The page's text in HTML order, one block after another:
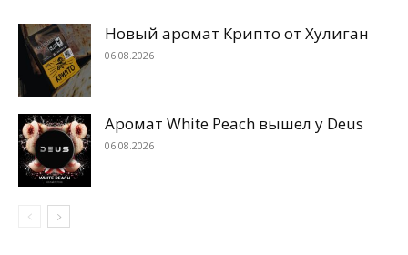
Новый аромат Крипто от Хулиган
06.08.2026
Аромат White Peach вышел у Deus
06.08.2026